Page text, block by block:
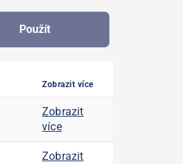
Použít
Zobrazit více
Zobrazit
více
Zobrazit